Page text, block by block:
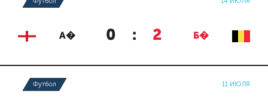
А� 0 : 2 Б�
Футбол 11 ИЮЛЯ